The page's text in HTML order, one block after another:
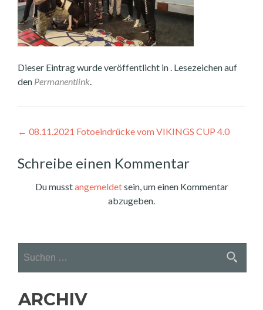
Dieser Eintrag wurde veröffentlicht in . Lesezeichen auf
den Permanentlink.
Beitragsnavigation
← 08.11.2021 Fotoeindrücke vom VIKINGS CUP 4.0
Schreibe einen Kommentar
Du musstangemeldetsein, um einen Kommentar
abzugeben.
nach:
ARCHIV